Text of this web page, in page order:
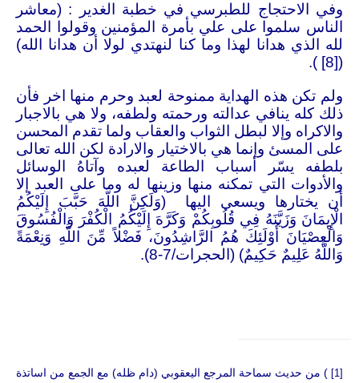
وفي الاحتجاج للطبرسي في خطبة الغدير : (معاشر
الناس سلموا على علي بأمرة المؤمنين وقولوا الحمد
لله الذي هدانا لهذا وما كنا لنهتدي لولا أن هدانا الله)
(
[8]
).
ولم تكن هذه الهداية ممنوحة لعبد وحرم منها اخر فأن
ذلك كله ينافي عدالته ورحمته ولطفه، ولا هي بالاجبار
والاكراه وإلا لبطل الثواب والعقاب ولما تقدم المحسن
على المسئ وإنما هي بالاختيار والارادة لكن الله تعالى
بلطفه يسّر أسباب الطاعة لعبده وآتاهُ الوسائل
والأدوات التي تمكنه منها وزينها له وما على العبد إلا
أن يختارها ويسعى اليها (وَلَكِنَّ اللَّهَ حَبَّبَ إِلَيْكُمُ
الْإِيمَانَ وَزَيَّنَهُ فِي قُلُوبِكُمْ وَكَرَّهَ إِلَيْكُمُ الْكُفْرَ وَالْفُسُوقَ
وَالْعِصْيَانَ أُوْلَئِكَ هُمُ الرَّاشِدُونَ، فَضْلاً مِّنَ اللَّهِ وَنِعْمَةً
وَاللَّهُ عَلِيمٌ حَكِيمٌ) (الحجرات/7-8).
[1]
) من حديث سماحة المرجع اليعقوبي (دام ظله) مع الجمع من اساتذة